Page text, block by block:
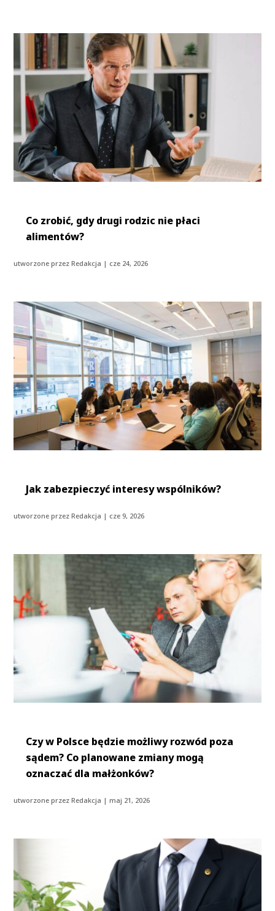
Co zrobić, gdy drugi rodzic nie płaci
alimentów?
utworzone przezRedakcja | cze 24, 2026
Jak zabezpieczyć interesy wspólników?
utworzone przezRedakcja | cze 9, 2026
Czy w Polsce będzie możliwy rozwód poza
sądem? Co planowane zmiany mogą
oznaczać dla małżonków?
utworzone przezRedakcja |maj 21, 2026